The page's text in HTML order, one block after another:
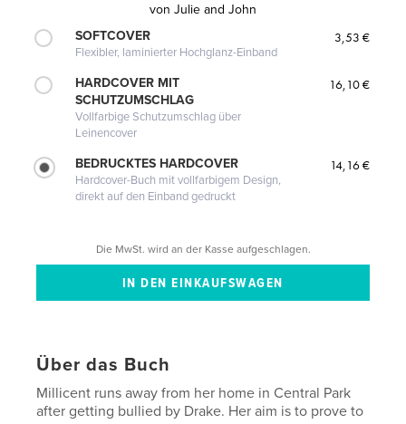
von Julie and John
SOFTCOVER
Flexibler, laminierter Hochglanz-Einband
3,53 €
HARDCOVER MIT
SCHUTZUMSCHLAG
Vollfarbige Schutzumschlag über
Leinencover
16,10 €
BEDRUCKTES HARDCOVER
Hardcover-Buch mit vollfarbigem Design,
direkt auf den Einband gedruckt
14,16 €
Die MwSt. wird an der Kasse aufgeschlagen.
Über das Buch
Millicent runs away from her home in Central Park
after getting bullied by Drake. Her aim is to prove to